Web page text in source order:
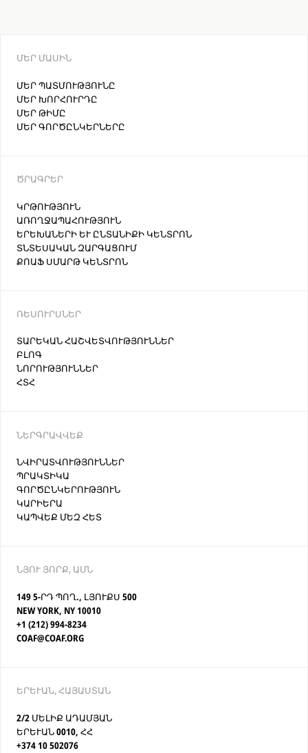
ՄԵՐ ՄԱՍԻՆ
ՄԵՐ ՊԱՏՄՈՒԹՅՈՒՆԸ
ՄԵՐ ԽՈՐՀՈՒՐԴԸ
ՄԵՐ ԹԻՄԸ
ՄԵՐ ԳՈՐԾԸՆԿԵՐՆԵՐԸ
ԾՐԱԳՐԵՐ
ԿՐԹՈՒԹՅՈՒՆ
ԱՌՈՂՋԱՊԱՀՈՒԹՅՈՒՆ
ԵՐԵԽԱՆԵՐԻ ԵՒ ԸՆՏԱՆԻՔԻ ԿԵՆՏՐՈՆ
ՏՆՏԵՍԱԿԱՆ ԶԱՐԳԱՑՈՒՄ
ՔՈԱՖ ՍՄԱՐԹ ԿԵՆՏՐՈՆ
ՌԵՍՈՒՐՍՆԵՐ
ՏԱՐԵԿԱՆ ՀԱՇՎԵՏՎՈՒԹՅՈՒՆՆԵՐ
ԲԼՈԳ
ՆՈՐՈՒԹՅՈՒՆՆԵՐ
ՀՏՀ
ՆԵՐԳՐԱՎՎԵՔ
ՆՎԻՐԱՏՎՈՒԹՅՈՒՆՆԵՐ
ՊՐԱԿՏԻԿԱ
ԳՈՐԾԸՆԿԵՐՈՒԹՅՈՒՆ
ԿԱՐԻԵՐԱ
ԿԱՊՎԵՔ ՄԵԶ ՀԵՏ
ՆՅՈՒ ՅՈՐՔ, ԱՄՆ
149 5-ՐԴ ՊՈՂ., ԼՅՈՒՔՍ 500
NEW YORK, NY 10010
+1 (212) 994-8234
COAF@COAF.ORG
ԵՐԵՒԱՆ, ՀԱՅԱՍՏԱՆ
2/2 ՄԵԼԻՔ ԱԴԱՄՅԱՆ
ԵՐԵՒԱՆ 0010, ՀՀ
+374 10 502076